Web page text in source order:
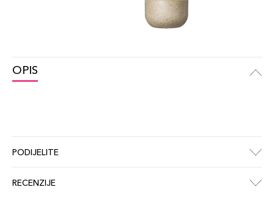
OPIS
PODIJELITE
RECENZIJE